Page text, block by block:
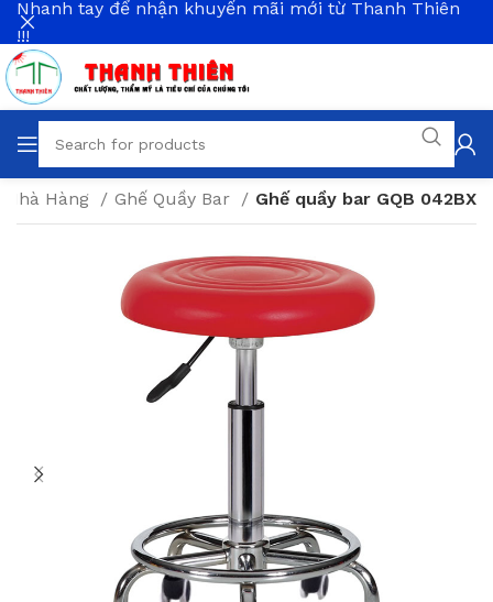
Hàng Ghế Quầy Bar Ghế quầy bar GQB 042BX
Nhanh tay để nhận khuyến mãi mới từ Thanh Thiên
!!!